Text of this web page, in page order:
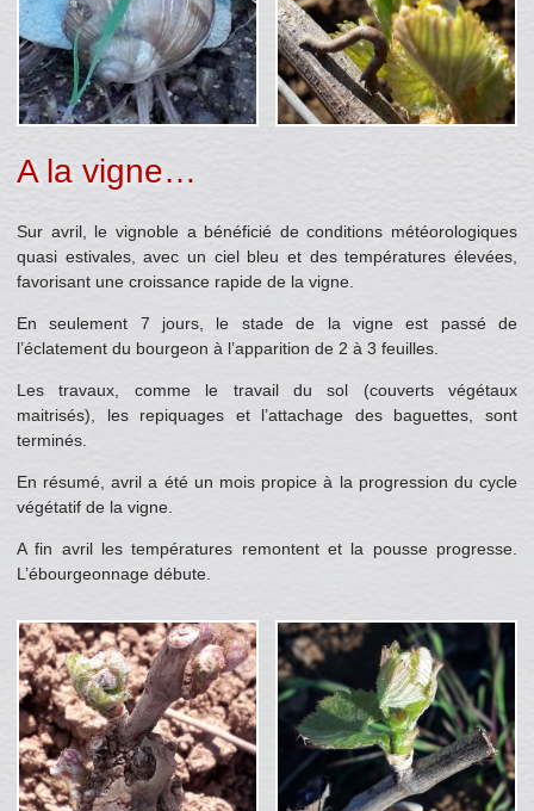
A la vigne…
Sur avril, le vignoble a bénéficié de conditions météorologiques
quasi estivales, avec un ciel bleu et des températures élevées,
favorisant une croissance rapide de la vigne.
En seulement 7 jours, le stade de la vigne est passé de
l’éclatement du bourgeon à l’apparition de 2 à 3 feuilles.
Les travaux, comme le travail du sol (couverts végétaux
maitrisés), les repiquages et l’attachage des baguettes, sont
terminés.
En résumé, avril a été un mois propice à la progression du cycle
végétatif de la vigne.
A fin avril les températures remontent et la pousse progresse.
L’ébourgeonnage débute.